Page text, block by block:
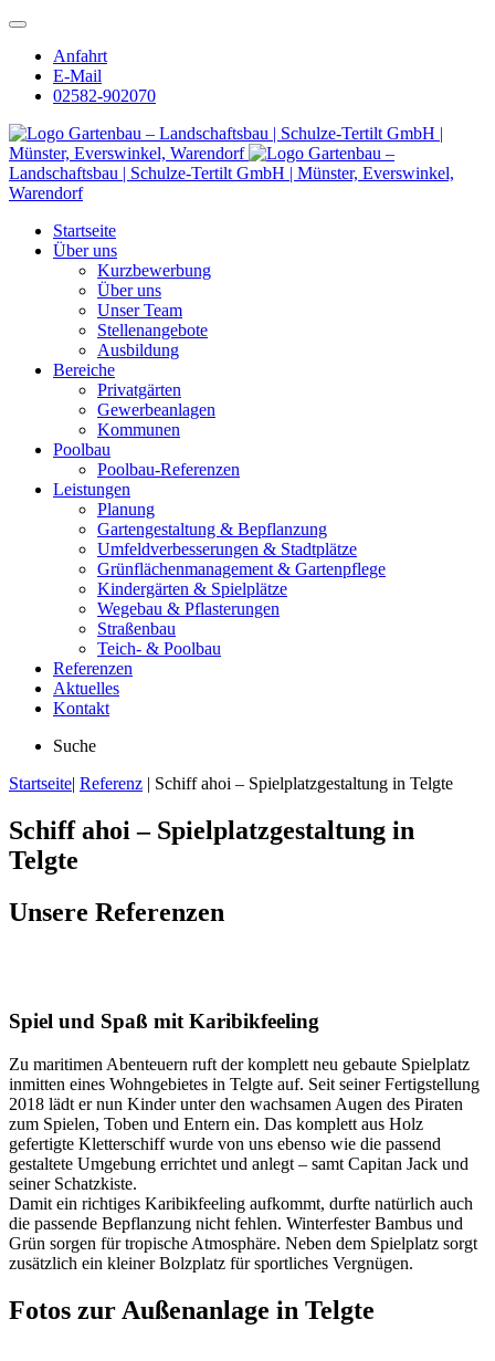
Anfahrt
E-Mail
02582-902070
Gartenbau – Landschaftsbau | Schulze-Tertilt GmbH |
Münster, Everswinkel, Warendorf
Gartenbau –
Landschaftsbau | Schulze-Tertilt GmbH | Münster, Everswinkel,
Warendorf
Startseite
Über uns
Kurzbewerbung
Über uns
Unser Team
Stellenangebote
Ausbildung
Bereiche
Privatgärten
Gewerbeanlagen
Kommunen
Poolbau
Poolbau-Referenzen
Leistungen
Planung
Gartengestaltung & Bepflanzung
Umfeldverbesserungen & Stadtplätze
Grünflächenmanagement & Gartenpflege
Kindergärten & Spielplätze
Wegebau & Pflasterungen
Straßenbau
Teich- & Poolbau
Referenzen
Aktuelles
Kontakt
Suche
Startseite| Referenz | Schiff ahoi – Spielplatzgestaltung in Telgte
Schiff ahoi – Spielplatzgestaltung in
Telgte
Unsere Referenzen
Spiel und Spaß mit Karibikfeeling
Zu maritimen Abenteuern ruft der komplett neu gebaute Spielplatz
inmitten eines Wohngebietes in Telgte auf. Seit seiner Fertigstellung
2018 lädt er nun Kinder unter den wachsamen Augen des Piraten
zum Spielen, Toben und Entern ein. Das komplett aus Holz
gefertigte Kletterschiff wurde von uns ebenso wie die passend
gestaltete Umgebung errichtet und anlegt – samt Capitan Jack und
seiner Schatzkiste.
Damit ein richtiges Karibikfeeling aufkommt, durfte natürlich auch
die passende Bepflanzung nicht fehlen. Winterfester Bambus und
Grün sorgen für tropische Atmosphäre. Neben dem Spielplatz sorgt
zusätzlich ein kleiner Bolzplatz für sportliches Vergnügen.
Fotos zur Außenanlage in Telgte